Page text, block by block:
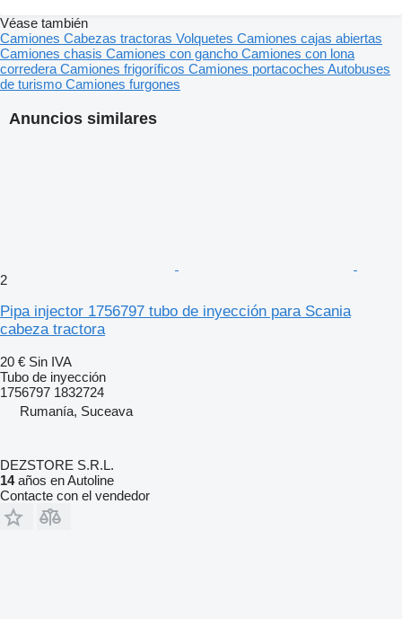
Anuncios similares
2
Pipa injector 1756797 tubo de inyección para Scania
cabeza tractora
20 € Sin IVA
Tubo de inyección
1756797 1832724
Rumanía, Suceava
DEZSTORE S.R.L.
14años en Autoline
Contacte con el vendedor
Véase también
Camiones Cabezas tractoras Volquetes Camiones cajas abiertas
Camiones chasis Camiones con gancho Camiones con lona
corredera Camiones frigoríficos Camiones portacoches Autobuses
de turismo Camiones furgones